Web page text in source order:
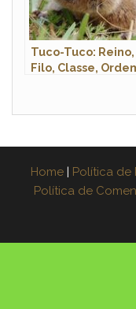
Tuco-Tuco: Reino,
Filo, Classe,
Home | Política de
Política de